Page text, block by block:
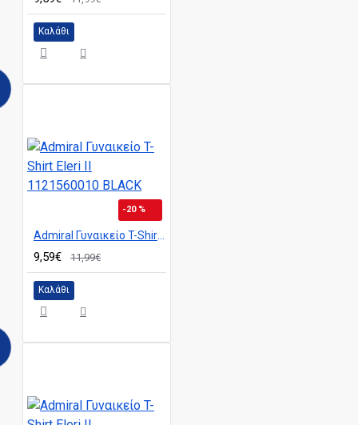
Καλάθι
-20 %
Admiral Γυναικείο T-Shirt Eleri II 1121560010 BLACK
9,59€ 11,99€
Καλάθι